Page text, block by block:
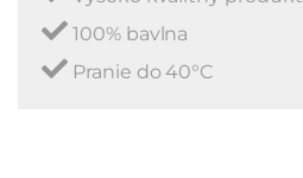
100% bavlna
Pranie do 40°C